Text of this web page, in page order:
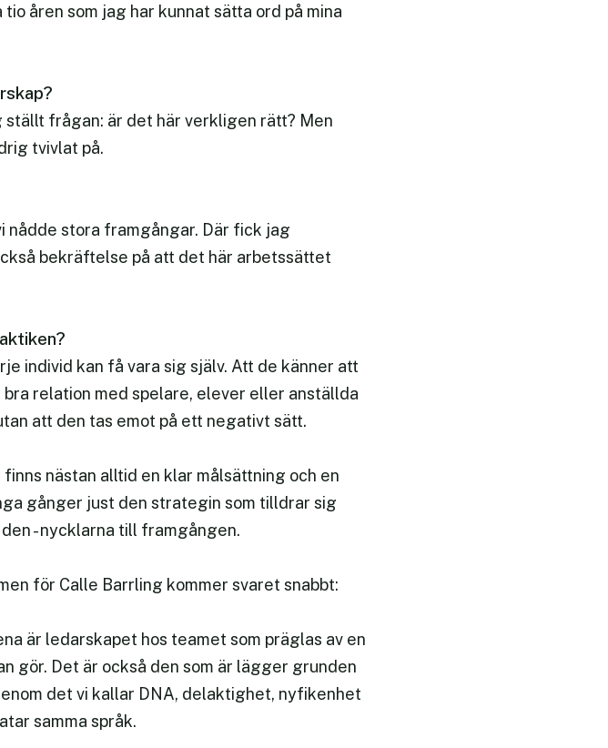
åren som jag har kunnat sätta ord på mina
ställt frågan: är det här verkligen rätt? Men
tvivlat på.
nådde stora framgångar. Där fick jag
bekräftelse på att det här arbetssättet
individ kan få vara sig själv. Att de känner att
bra relation med spelare, elever eller anställda
att den tas emot på ett negativt sätt.
nästan alltid en klar målsättning och en
gånger just den strategin som tilldrar sig
- nycklarna till framgången.
för Calle Barrling kommer svaret snabbt:
är ledarskapet hos teamet som präglas av en
gör. Det är också den som är lägger grunden
det vi kallar DNA, delaktighet, nyfikenhet
samma språk.